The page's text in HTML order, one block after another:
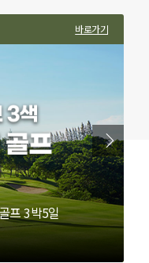
방콕 골프여행
[방콕] 골프&
1,000,000
바로가기
프 3박5일
[파타
바로가기
프 3박5일